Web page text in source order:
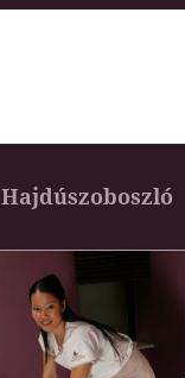
Hajdúszoboszló